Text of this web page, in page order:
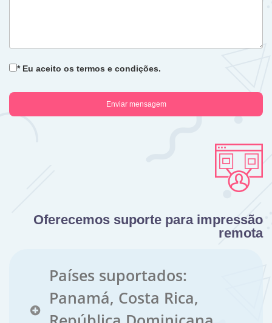
* Eu aceito os termos e condições.
Oferecemos suporte para impressão
remota
Países suportados:
Panamá, Costa Rica,